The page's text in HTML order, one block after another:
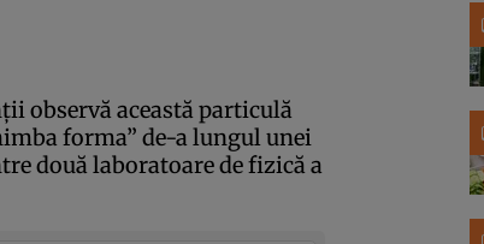
observă această particulă
forma” de-a lungul unei
două laboratoare de fizică a